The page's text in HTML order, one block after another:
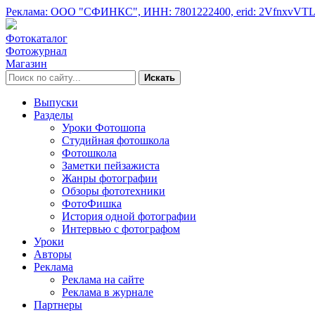
Реклама: ООО "СФИНКС", ИНН: 7801222400, erid:
Фотокаталог
Фотожурнал
Магазин
Искать
Выпуски
Разделы
Уроки Фотошопа
Студийная фотошкола
Фотошкола
Заметки пейзажиста
Жанры фотографии
Обзоры фототехники
ФотоФишка
История одной фотографии
Интервью с фотографом
Уроки
Авторы
Реклама
Реклама на сайте
Реклама в журнале
Партнеры